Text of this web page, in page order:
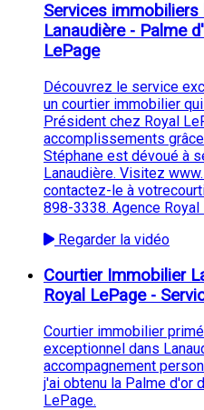
Services
Lanaudière - Palme
LePage
Découvrez le service
un courtier immobilier
Président chez Royal
accomplissements
Stéphane est dévoué à
Lanaudière. Visitez
contactez-le à
898-3338. Agence
Regarder la vidéo
Courtier Immobilier
Royal LePage -
Courtier immobilier
exceptionnel dans
accompagnement
j'ai obtenu la Palme d'or
LePage.